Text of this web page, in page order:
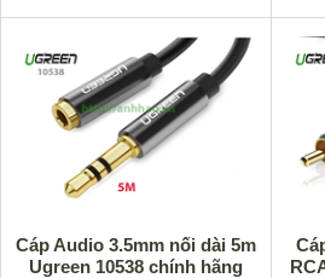
Cáp Audio 3.5mm nối dài 5m
Ugreen 10538 chính hãng